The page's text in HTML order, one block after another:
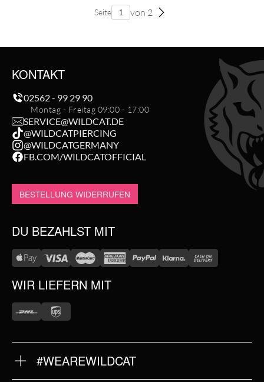
Seite von 2
KONTAKT
02562 - 99 29 90
Montag - Freitag 09:00 - 17:00
SERVICE@WILDCAT.DE
@WILDCATPIERCING
@WILDCATGERMANY
FB.COM/WILDCATOFFICIAL
BESTELLUNG WIDERRUFEN
DU BEZAHLST MIT
WIR LIEFERN MIT
#WEAREWILDCAT